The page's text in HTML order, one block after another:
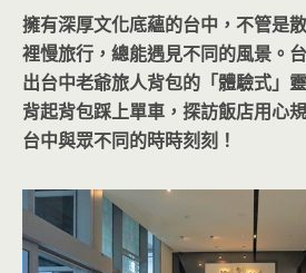
擁有深厚文化底蘊的台中，不管是
裡慢旅行，總能遇見不同的風景。
出台中老爺旅人背包的「體驗式」
背起背包踩上單車，探訪飯店用心
台中與眾不同的時時刻刻！